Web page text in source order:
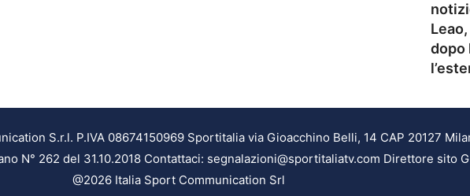
dopo
S.r.l. P.IVA 08674150969 Sportitalia via Gioacchino Belli, 14 CAP 20127
N° 262 del 31.10.2018 Contattaci: segnalazioni@sportitaliatv.com Direttore sito
@2026 Italia Sport Communication Srl